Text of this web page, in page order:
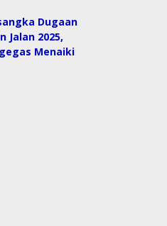
Dugaan
Jalan 2025,
Menaiki